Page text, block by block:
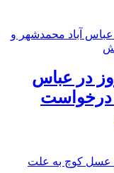
در عباس
درخواست